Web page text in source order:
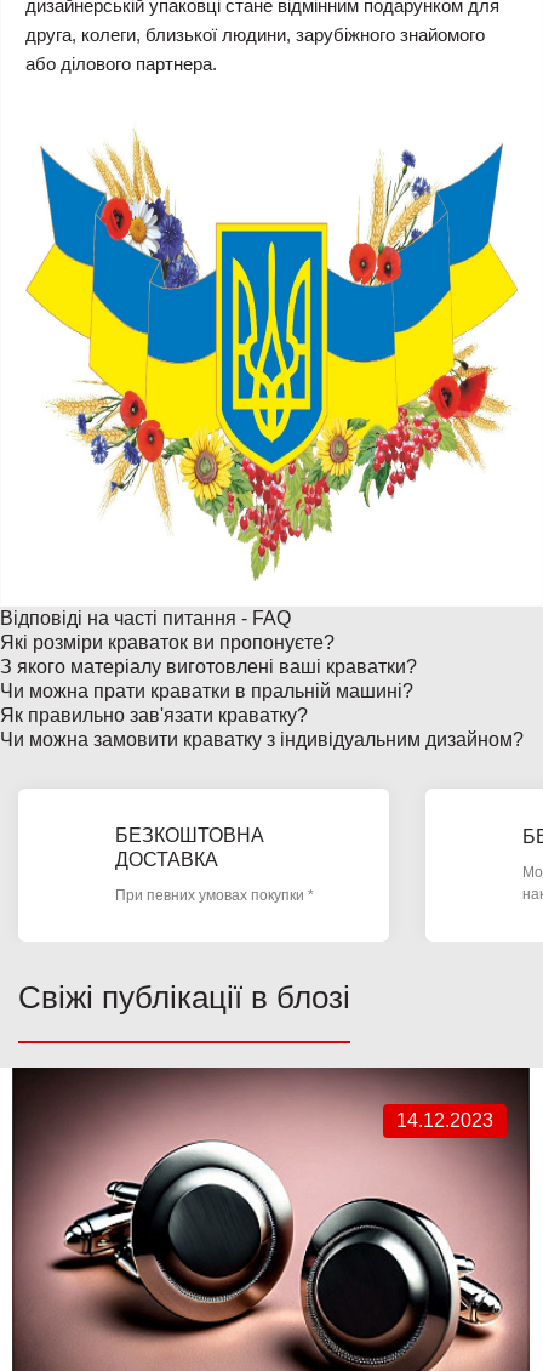
дизайнерській упаковці стане відмінним подарунком для
друга, колеги, близької людини, зарубіжного знайомого
або ділового партнера.
Відповіді на часті питання - FAQ
Які розміри краваток ви пропонуєте?
З якого матеріалу виготовлені ваші краватки?
Чи можна прати краватки в пральній машині?
Як правильно зав'язати краватку?
Чи можна замовити краватку з індивідуальним дизайном?
БЕЗКОШТОВНА
ДОСТАВКА
При певних умовах покупки *
Свіжі публікації в блозі
14.12.2023